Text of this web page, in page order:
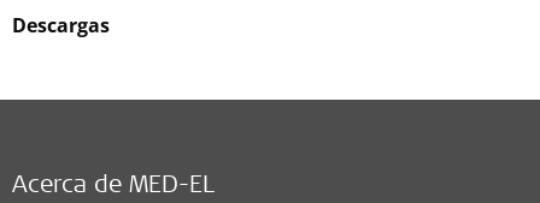
Descargas
Acerca de MED-EL